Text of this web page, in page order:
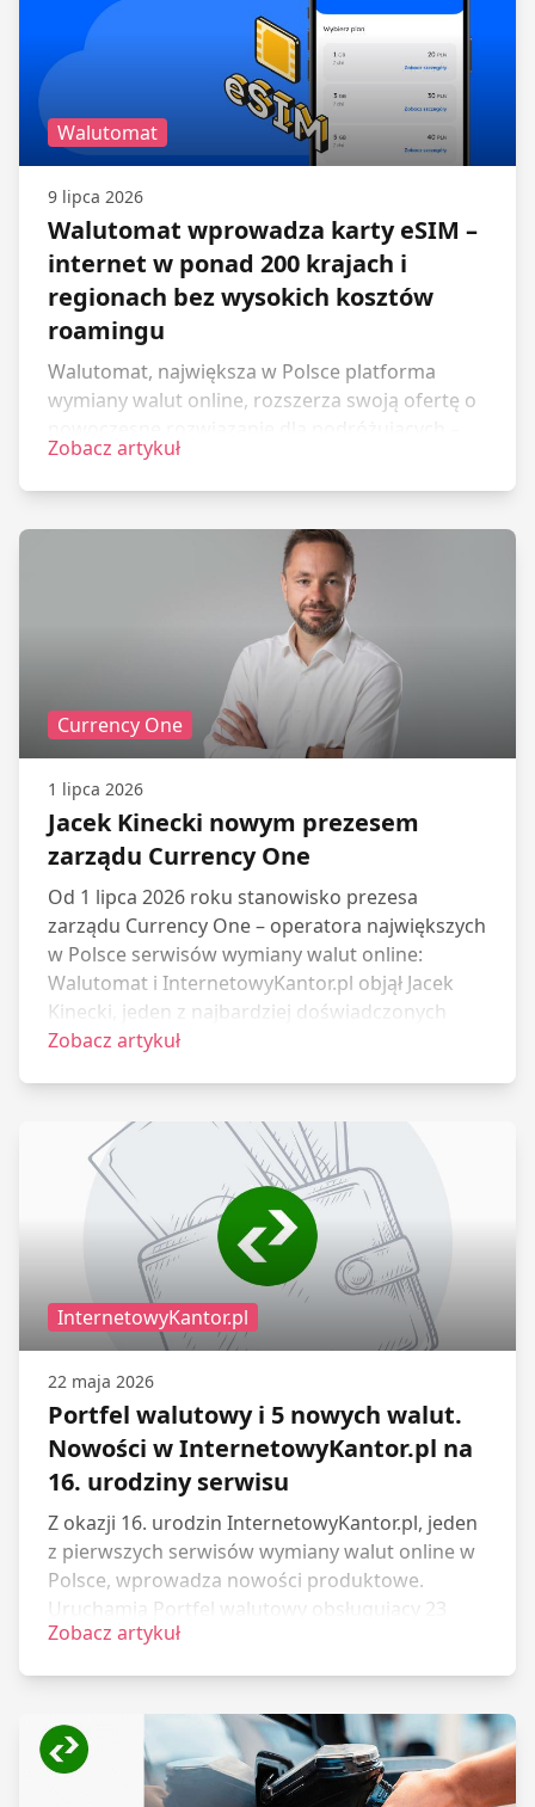
Walutomat
9 lipca 2026
Walutomat wprowadza karty eSIM –
internet w ponad 200 krajach i
regionach bez wysokich kosztów
roamingu
Walutomat, największa w Polsce platforma
wymiany walut online, rozszerza swoją ofertę o
cyfrową kartę eSIM. Nowa usługa pozwala na
korzystanie z internetu mobilnego w ponad 200
kupowania fizycznej karty SIM i obaw o wysokie
Zobacz artykuł
Currency One
1 lipca 2026
Jacek Kinecki nowym prezesem
zarządu Currency One
Od 1 lipca 2026 roku stanowisko prezesa
zarządu Currency One – operatora największych
w Polsce serwisów wymiany walut online:
Walutomat i InternetowyKantor.pl objął Jacek
Kinecki, jeden z najbardziej doświadczonych
menedżerów w branży płatności
Zobacz artykuł
InternetowyKantor.pl
22 maja 2026
Portfel walutowy i 5 nowych walut.
Nowości w InternetowyKantor.pl na
16. urodziny serwisu
Z okazji 16. urodzin InternetowyKantor.pl, jeden
z pierwszych serwisów wymiany walut online w
Polsce, wprowadza nowości produktowe.
Uruchamia Portfel walutowy obsługujący 23
waluty oraz rozszerza ofertę o 5 nowych walut,
wakacji.
Zobacz artykuł